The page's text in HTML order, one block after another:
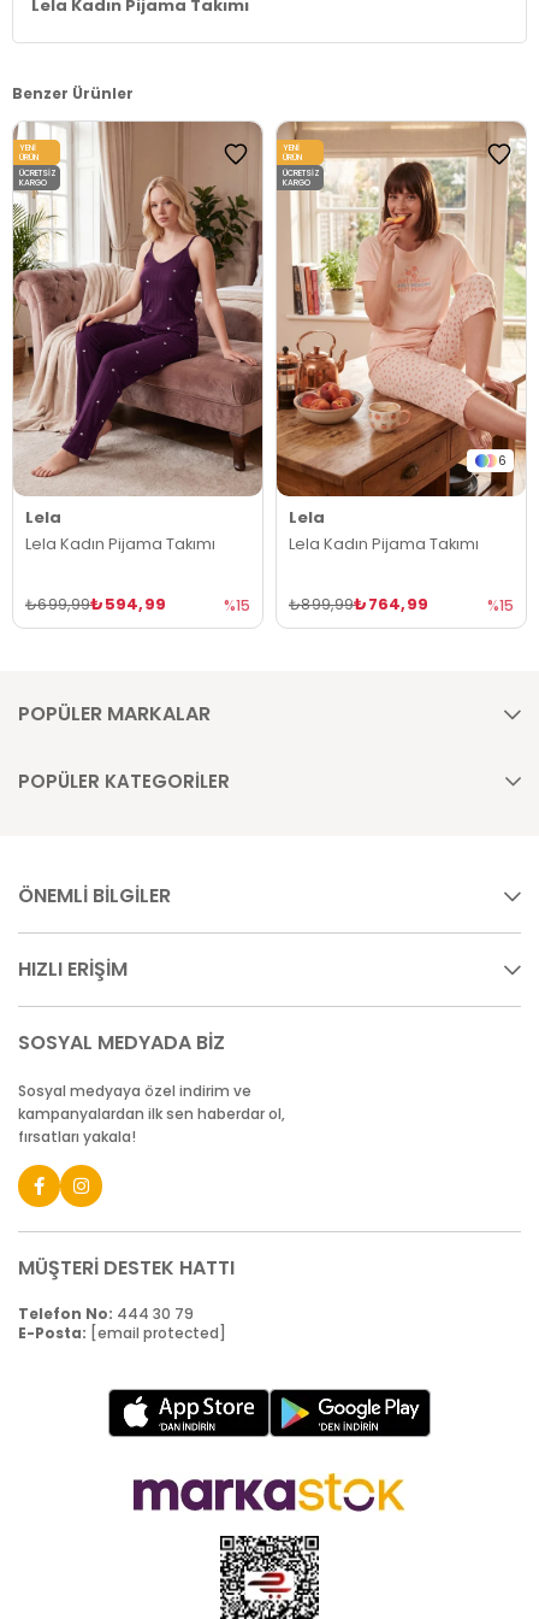
Lela Kadın Pijama Takımı
Benzer Ürünler
Lela
Lela Kadın Pijama Takımı
₺594,99
₺699,99 %15
YENI
ÜRÜN
ÜCRETSIZ
KARGO
6
Lela
Lela Kadın Pijama Takımı
₺764,99
₺899,99 %15
YENI
ÜRÜN
ÜCRETSIZ
KARGO
POPÜLER MARKALAR
POPÜLER KATEGORİLER
ÖNEMLİ BİLGİLER
HIZLI ERİŞİM
SOSYAL MEDYADA BİZ
Sosyal medyaya özel indirim ve
kampanyalardan ilk sen haberdar ol,
fırsatları yakala!
MÜŞTERİ DESTEK HATTI
Telefon No: 444 30 79
E-Posta: [email protected]